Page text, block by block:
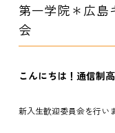
第一学院＊広
会
こんにちは！ 通信制
新入生歓迎委員会を行い